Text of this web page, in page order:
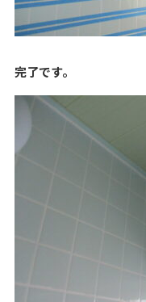
完了です。